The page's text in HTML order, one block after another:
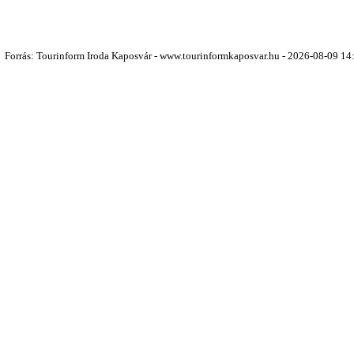
Forrás: Tourinform Iroda Kaposvár - www.tourinformkaposvar.hu - 2026-08-09